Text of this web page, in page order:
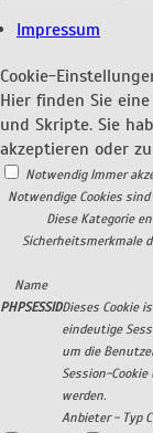
Impressum
Cookie-
Hier finden Sie
und Skripte. Sie
akzeptieren oder
Notwendig Immer
Notwendige Cookies
Diese Kategorie
Sicherheitsmerkmale
Name
PHPSESSIDDieses Cookie
eindeutige
um die
Session-
werden.
Anbieter - Typ